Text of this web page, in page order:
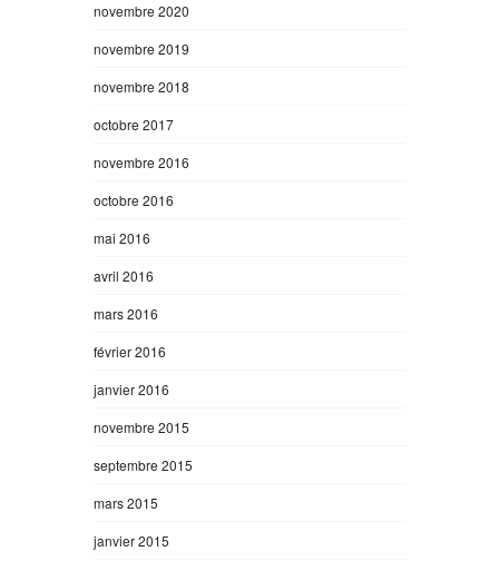
novembre 2020
novembre 2019
novembre 2018
octobre 2017
novembre 2016
octobre 2016
mai 2016
avril 2016
mars 2016
février 2016
janvier 2016
novembre 2015
septembre 2015
mars 2015
janvier 2015